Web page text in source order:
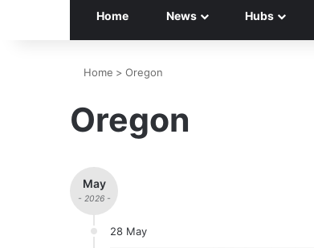
Home News Hubs
Home > Oregon
Oregon
May
- 2026 -
28 May